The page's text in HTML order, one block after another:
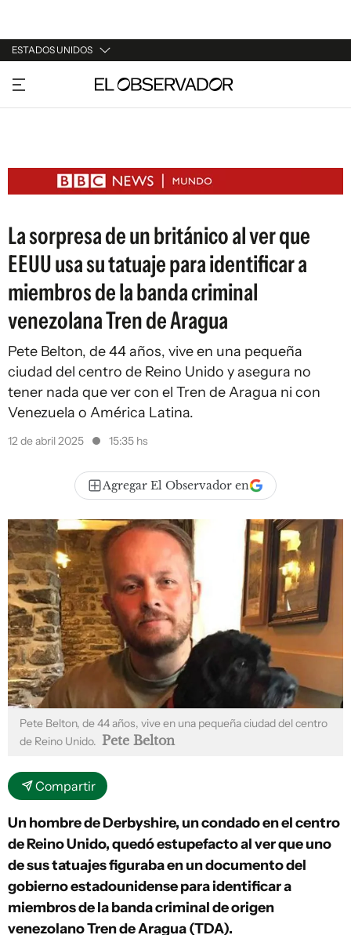
ESTADOS UNIDOS
URUGUAY
ARGENTINA
ESTADOS UNIDOS
La sorpresa de un británico al ver que
EEUU usa su tatuaje para identificar a
miembros de la banda criminal
venezolana Tren de Aragua
Pete Belton, de 44 años, vive en una pequeña
ciudad del centro de Reino Unido y asegura no
tener nada que ver con el Tren de Aragua ni con
Venezuela o América Latina.
12 de abril 2025 15:35 hs
Agregar El Observador en
Pete Belton, de 44 años, vive en una pequeña ciudad del centro
de Reino Unido. Pete Belton
Compartir
Un hombre de Derbyshire, un condado en el centro
de Reino Unido, quedó estupefacto al ver que uno
de sus tatuajes figuraba en un documento del
gobierno estadounidense para identificar a
miembros de la banda criminal de origen
venezolano Tren de Aragua (TDA).